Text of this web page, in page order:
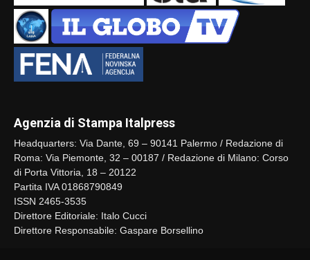
Agenzia di Stampa Italpress
Headquarters: Via Dante, 69 – 90141 Palermo / Redazione di
Roma: Via Piemonte, 32 – 00187 / Redazione di Milano: Corso
di Porta Vittoria, 18 – 20122
Partita IVA 01868790849
ISSN 2465-3535
Direttore Editoriale: Italo Cucci
Direttore Responsabile: Gaspare Borsellino